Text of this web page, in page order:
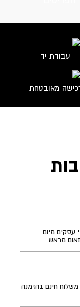
עבודת יד
מאובטחת
מגיעות עם שליח עד הבית תוך 5 ימי עסקים מיום
מראש.
29 ש״ח בהזמנה עד 399 ש״ח, משלוח חינם בהזמנה